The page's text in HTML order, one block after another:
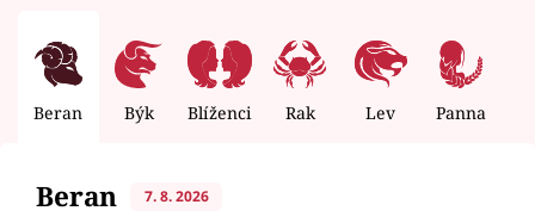
Beran Býk Blíženci Rak Lev Panna
Beran 7. 8. 2026